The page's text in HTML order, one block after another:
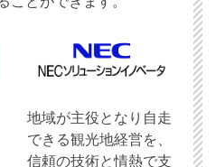
地域が主役となり自走
できる観光地経営を、
信頼の技術と情熱で支